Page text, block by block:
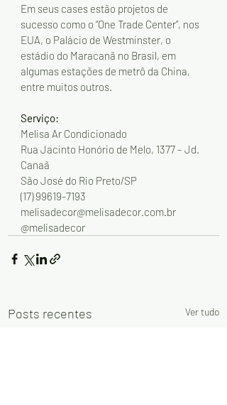
Em seus cases estão projetos de
sucesso como o “One Trade Center”, nos
EUA, o Palácio de Westminster, o
estádio do Maracanã no Brasil, em
algumas estações de metrô da China,
entre muitos outros.
Serviço:
Melisa Ar Condicionado
Rua Jacinto Honório de Melo, 1377 – Jd.
Canaã
São José do Rio Preto/SP
(17) 99619-7193
melisadecor@melisadecor.com.br
@melisadecor
Posts recentes Ver tudo